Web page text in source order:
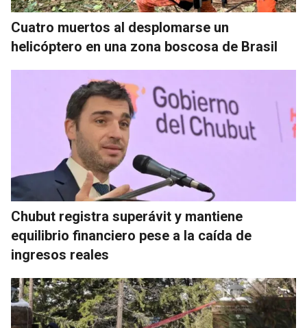
Cuatro muertos al desplomarse un
helicóptero en una zona boscosa de Brasil
Chubut registra superávit y mantiene
equilibrio financiero pese a la caída de
ingresos reales